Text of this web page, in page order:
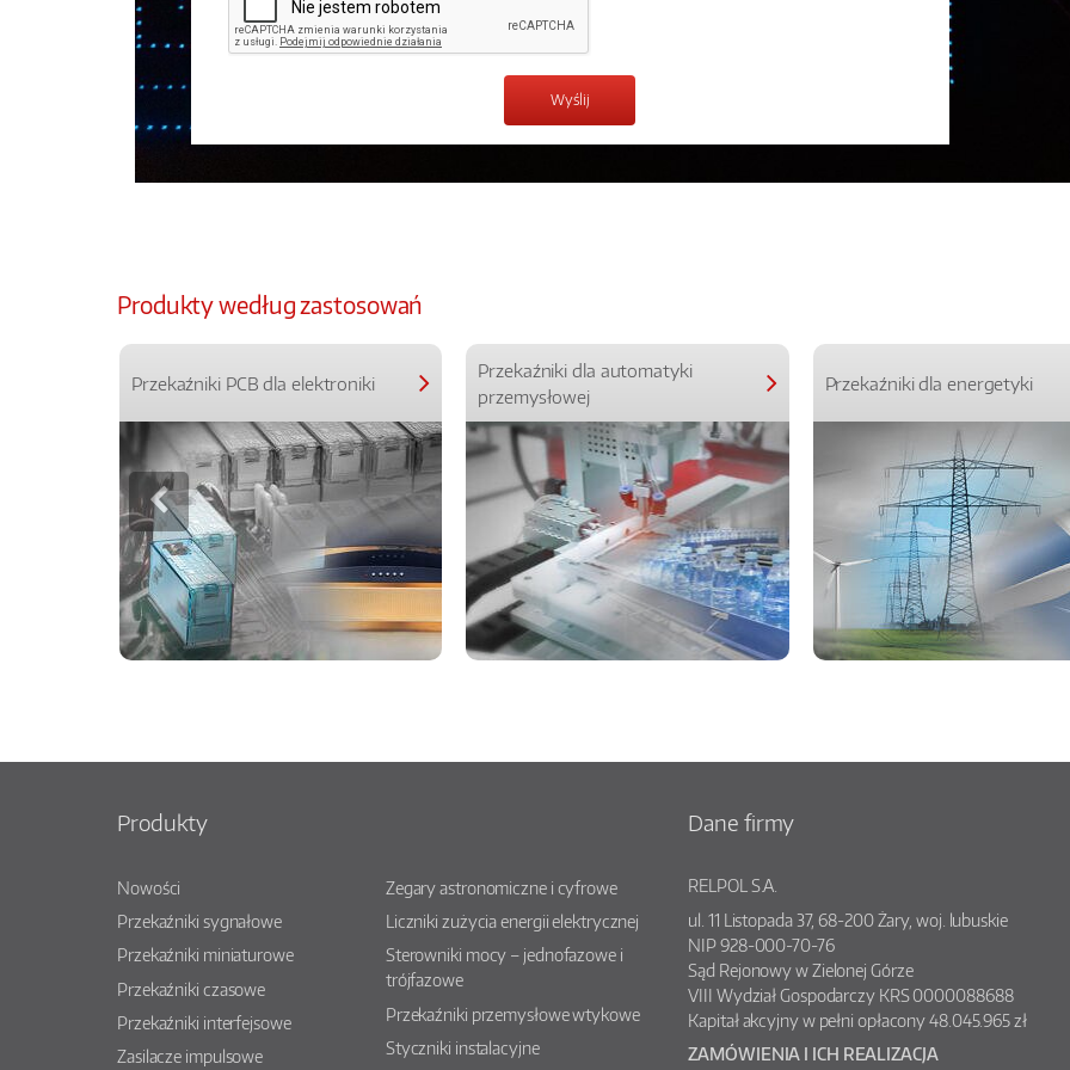
Produkty według zastosowań
Przekaźniki PCB dla elektroniki
Przekaźniki dla automatyki
przemysłowej
Przekaźniki dla energetyki
Produkty
Nowości
Przekaźniki sygnałowe
Przekaźniki miniaturowe
Przekaźniki czasowe
Przekaźniki interfejsowe
Zasilacze impulsowe
Zegary astronomiczne i cyfrowe
Liczniki zużycia energii elektrycznej
Sterowniki mocy – jednofazowe i
trójfazowe
Przekaźniki przemysłowe wtykowe
Styczniki instalacyjne
Dane firmy
RELPOL S.A.
ul. 11 Listopada 37,68-200Żary, woj. lubuskie
NIP 928-000-70-76
Sąd Rejonowy w Zielonej Górze
VIII Wydział Gospodarczy KRS 0000088688
Kapitał akcyjny w pełni opłacony 48.045.965 zł
ZAMÓWIENIA I ICH REALIZACJA